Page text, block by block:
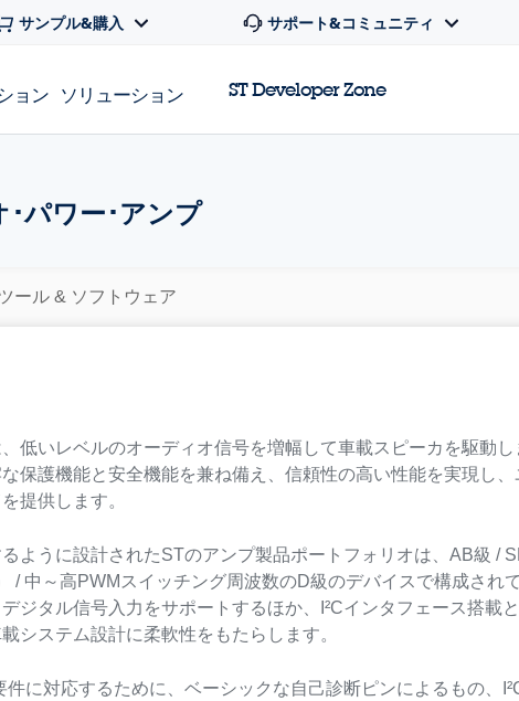
サンプル&購入 サポート&コミュニティ
ョン ソリューション ST Developer Zone
･パワー･アンプ
ール & ソフトウェア
低いレベルのオーディオ信号を増幅して車載スピーカを駆動
保護機能と安全機能を兼ね備え、信頼性の高い性能を実現し、
提供します。
ように設計されたSTのアンプ製品ポートフォリオは、AB級 /
/ 中～高PWMスイッチング周波数のD級のデバイスで構成され
ジタル信号入力をサポートするほか、I²Cインタフェース搭載
システム設計に柔軟性をもたらします。
に対応するために、ベーシックな自己診断ピンによるもの、